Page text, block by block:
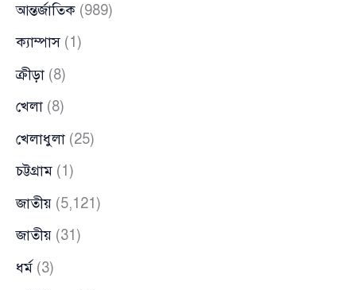
আন্তর্জাতিক (989)
ক্যাম্পাস(1)
ক্রীড়া (8)
খেলা (8)
খেলাধুলা (25)
চট্টগ্রাম (1)
জাতীয় (5,121)
জাতীয় (31)
ধর্ম (3)